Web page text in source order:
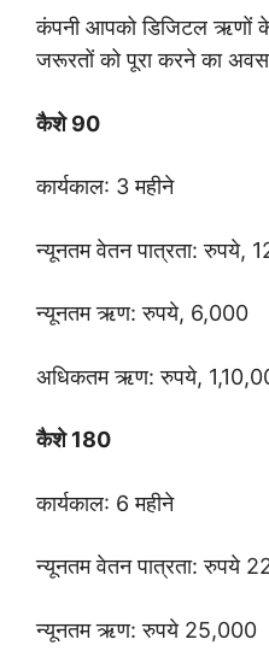
कंपनी आपको डिजिटल ऋणों के
जरूरतों को पूरा करने का
कैशे 90
कार्यकाल: 3 महीने
न्यूनतम वेतन पात्रता: रुपये,
न्यूनतम ऋण: रुपये, 6,000
अधिकतम ऋण: रुपये,
कैशे 180
कार्यकाल: 6 महीने
न्यूनतम वेतन पात्रता: रुपये
न्यूनतम ऋण: रुपये 25,000